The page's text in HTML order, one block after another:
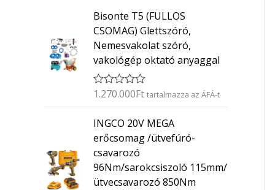
Bisonte T5 (FULLOS
CSOMAG) Glettszóró,
Nemesvakolat szóró,
vakológép oktató anyaggal
É
é
e
l
é
s
:
1.270.000Ft tartalmazza az ÁFÁ-t
INGCO 20V MEGA
erőcsomag /ütvefúró-
csavarozó
96Nm/sarokcsiszoló 115mm/
ütvecsavarozó 850Nm